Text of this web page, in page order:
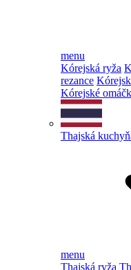
menu
Kórejská ryža
rezance
Kórejské
Thajská
menu
Thajská ryža